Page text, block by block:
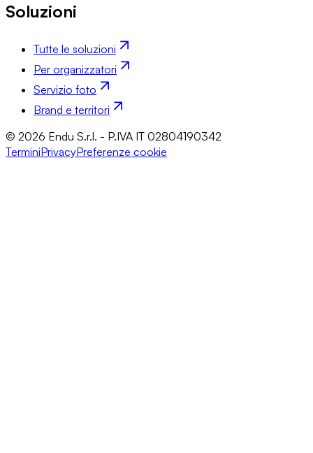
Soluzioni
Tutte le soluzioni
Per organizzatori
Servizio foto
Brand e territori
© 2026 Endu S.r.l. - P.IVA IT 02804190342
TerminiPrivacyPreferenze cookie